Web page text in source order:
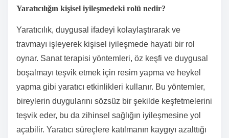
Yaratıcılığın kişisel iyileşmedeki rolü nedir?
Yaratıcılık, duygusal ifadeyi kolaylaştırarak ve
travmayı işleyerek kişisel iyileşmede hayati bir rol
oynar. Sanat terapisi yöntemleri, öz keşfi ve duygusal
boşalmayı teşvik etmek için resim yapma ve heykel
yapma gibi yaratıcı etkinlikleri kullanır. Bu yöntemler,
bireylerin duygularını sözsüz bir şekilde keşfetmelerini
teşvik eder, bu da zihinsel sağlığın iyileşmesine yol
açabilir. Yaratıcı süreçlere katılmanın kaygıyı azalttığı